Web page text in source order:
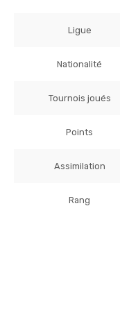
Ligue
Nationalité
Tournois joués
Points
Assimilation
Rang